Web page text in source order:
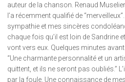
auteur de la chanson. Renaud
l’a récemment qualifié de
sympathie et mes sincères
chaque fois qu’il est loin de Sandrine
vont vers eux. Quelques minutes
“Une charmante personnalité et un
quittent, et ils ne seront pas oubliés.”
par la foule. Une connaissance de